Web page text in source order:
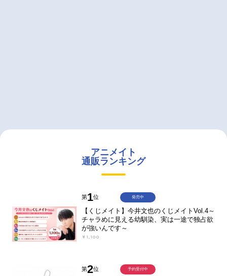
アニメイト
通販ランキング
第1位
【くじメイト】今井文也のくじメイトVol.4～
チャラめに見える幼馴染、実は一途で独占欲
が強いんです～
￥1,100
発売中
第2位 予約受付中